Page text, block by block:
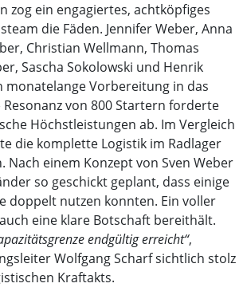
zog ein engagiertes, achtköpfiges
die Fäden. Jennifer Weber, Anna
Christian Wellmann, Thomas
Sascha Sokolowski und Henrik
monatelange Vorbereitung in das
Resonanz von 800 Startern forderte
Höchstleistungen ab. Im Vergleich
die komplette Logistik im Radlager
Nach einem Konzept von Sven Weber
so geschickt geplant, dass einige
doppelt nutzen konnten. Ein voller
eine klare Botschaft bereithält.
endgültig erreicht“,
Wolfgang Scharf sichtlich stolz
Kraftakts.